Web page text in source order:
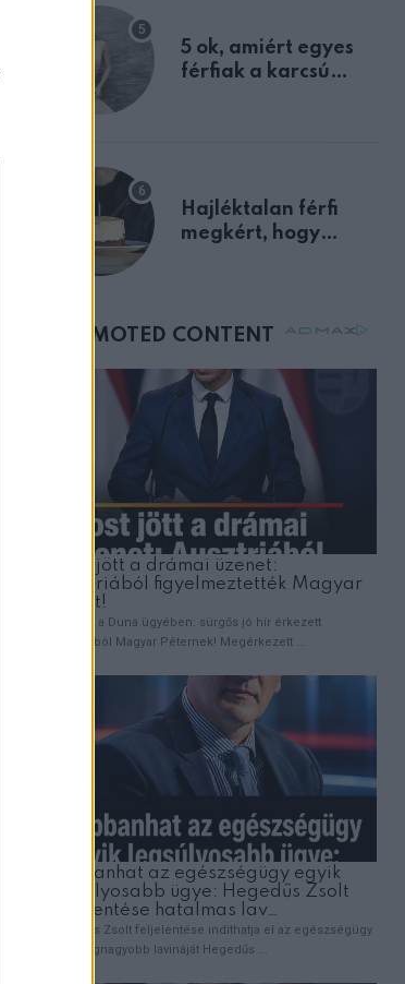
5 ok, amiért egyes
férfiak a karcsú
Hajléktalan férfi
megkért, hogy
mellettem ült az első